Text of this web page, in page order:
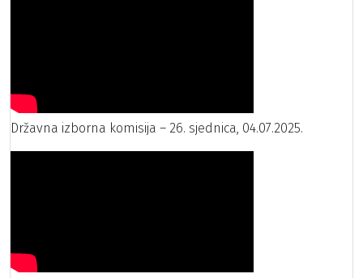
Državna izborna komisija – 26. sjednica, 04.07.2025.